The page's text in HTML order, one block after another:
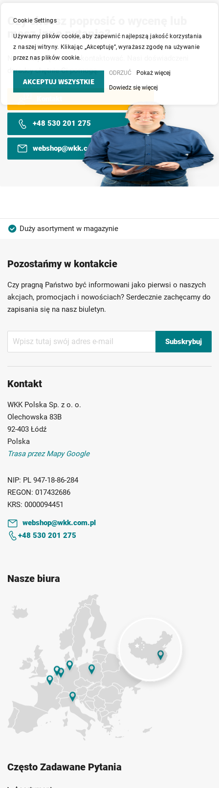
Czy chcesz poprosić o wycenę lub
masz inne pytania?
Nie wahaj się z nami skontaktować. Nasi doświadczeni
doradcy chętnie Ci pomogą.
+48 530 201 275
webshop@wkk.com.pl
Duży asortyment w magazynie
Szybka dostawa
Indywidualni doradcy
Ponad 40 lat doświadczenia
Możliwość własnego etykietowania
Pozostańmy w kontakcie
Czy pragną Państwo być informowani jako pierwsi o naszych
akcjach, promocjach i nowościach? Serdecznie zachęcamy do
zapisania się na nasz biuletyn.
Subskrybuj
nasz
Subskrybuj
Kontakt
WKK Polska Sp. z o. o.
Olechowska 83B
92-403 Łódź
Polska
Trasa przez Mapy Google
NIP: PL 947-18-86-284
REGON: 017432686
KRS: 0000094451
webshop@wkk.com.pl
+48 530 201 275
Nasze biura
Często Zadawane Pytania
Cookie Settings
Używamy plików cookie, aby zapewnić najlepszą jakość korzystania
z naszej witryny. Klikając „Akceptuję”, wyrażasz zgodę na używanie
przez nas plików cookie.
AKCEPTUJ WSZYSTKIE
ODRZUĆ Pokaż więcej
Dowiedz się więcej